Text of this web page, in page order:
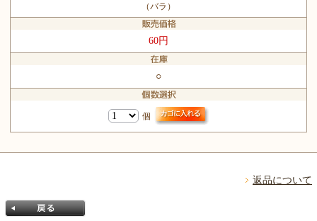
（バラ）
60円
○
個
返品について